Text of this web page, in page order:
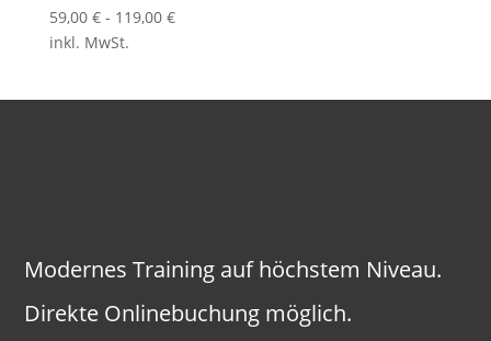
59,00 €- 119,00 €
inkl. MwSt.
Modernes Training auf höchstem Niveau.
Direkte Onlinebuchung möglich.